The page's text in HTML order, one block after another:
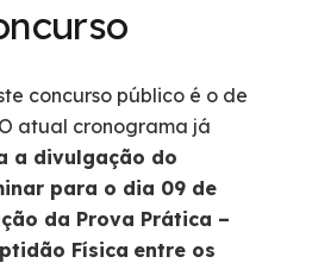
concurso público é o de
atual cronograma já
a divulgação do
para o dia 09 de
da Prova Prática –
Física entre os